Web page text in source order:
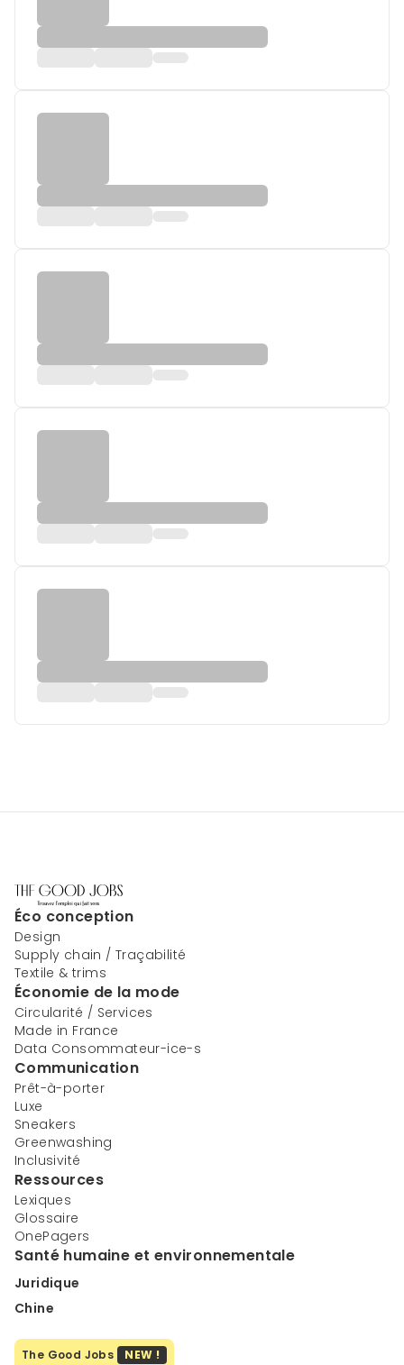
Éco conception
Design
Supply chain / Traçabilité
Textile & trims
Économie de la mode
Circularité / Services
Made in France
Data Consommateur-ice-s
Communication
Prêt-à-porter
Luxe
Sneakers
Greenwashing
Inclusivité
Ressources
Lexiques
Glossaire
OnePagers
Santé humaine et environnementale
Juridique
Chine
The Good Jobs NEW !